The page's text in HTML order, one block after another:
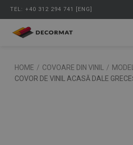
TEL: +40 312 294 741 [ENG]
HOME / COVOARE DIN VINIL /
COVOR DE VINIL ACASĂ DALE